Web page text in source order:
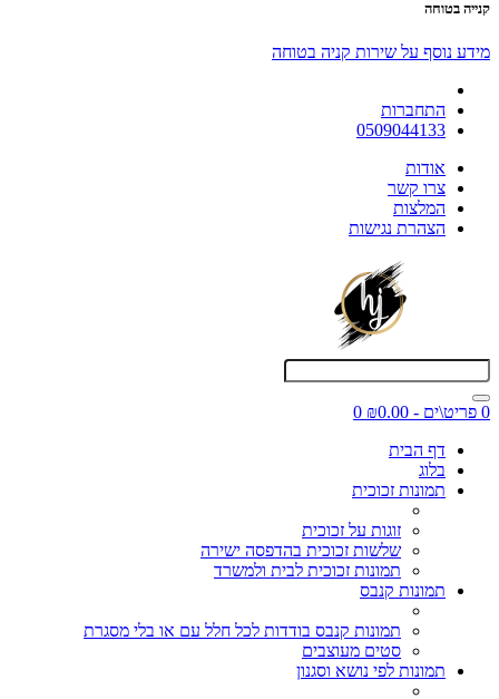
קנייה בטוחה
מידע נוסף על שירות קניה בטוחה
התחברות
0509044133
אודות
צרו קשר
המלצות
הצהרת נגישות
0 פריט\ים - ₪0.00
0
דף הבית
בלוג
תמונות זכוכית
זוגות על זכוכית
שלשות זכוכית בהדפסה ישירה
תמונות זכוכית לבית ולמשרד
תמונות קנבס
תמונות קנבס בודדות לכל חלל עם או בלי מסגרת
סטים מעוצבים
תמונות לפי נושא וסגנון